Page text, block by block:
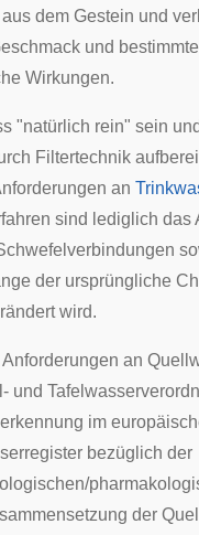
aus dem Gestein und
und bestimmte
Wirkungen.
"natürlich rein" sein
Filtertechnik
an
sind lediglich das
der ursprüngliche
wird.
an
und
im
bezüglich der
der